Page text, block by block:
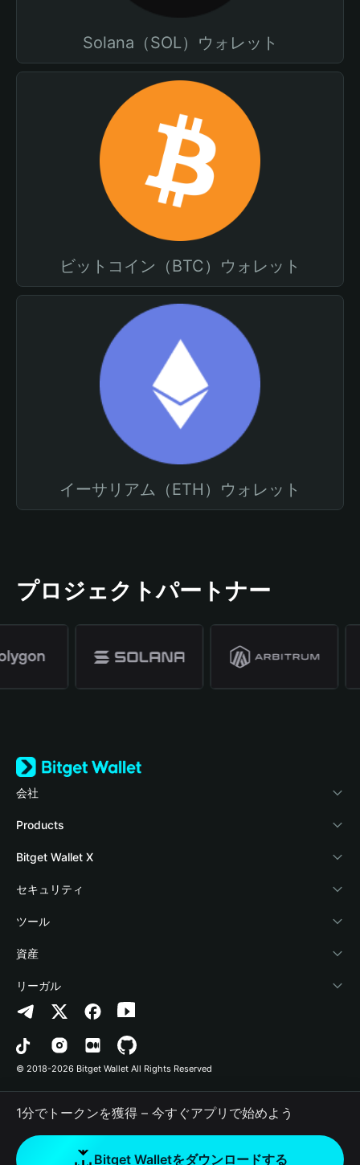
Solana（SOL）ウォレット
ビットコイン（BTC）ウォレット
イーサリアム（ETH）ウォレット
プロジェクトパートナー
会社
Bitget Walletについて
ブログ
アカデミー
暗号資産ニュース
Help Center
お問い合わせ
ブランドリソース
キャリア
Products
Crypto Card
Stablecoin Earn
Payfi Crypto
Crypto Swap API
Altcoin Season Index
Prediction Markets
DApp
RWA
How to Buy Crypto
Bitget Wallet X
デベロッパー
ウォレットを接続
Bitget Wallet Pay
プロジェクトを掲載
セキュリティ
保護基金
セキュリティ技術
ツール
暗号資産を購入
認証検出
コントラクト検出
一括送金
資産
Arbitrum
Avalanche
Bitcoin
Polygon
リーガル
プライバシーポリシー
利用規約
© 2018-2026 Bitget Wallet All Rights Reserved
1分でトークンを獲得 – 今すぐアプリで始めよう
Bitget Walletをダウンロードする